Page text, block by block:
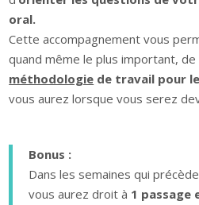
oral.
Cette accompagnement vous
quand même le plus important,
méthodologie de travail pour
vous aurez lorsque vous serez
Bonus :
Dans les semaines qui
vous aurez droit à 1 passage